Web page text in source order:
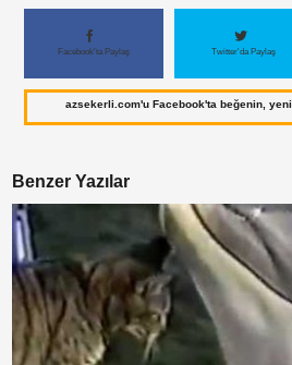
Facebook'ta Paylaş Twitter'da Paylaş
azsekerli.com'u Facebook'ta beğenin,
Benzer Yazılar